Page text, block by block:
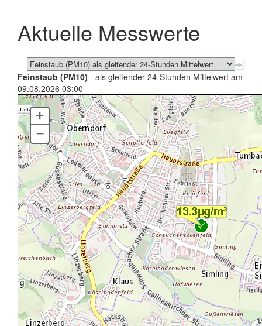
schließen
Aktuelle Messwerte
Feinstaub (PM10) - als gleitender 24-Stunden Mittelwert am
09.08.2026 03:00
+
–